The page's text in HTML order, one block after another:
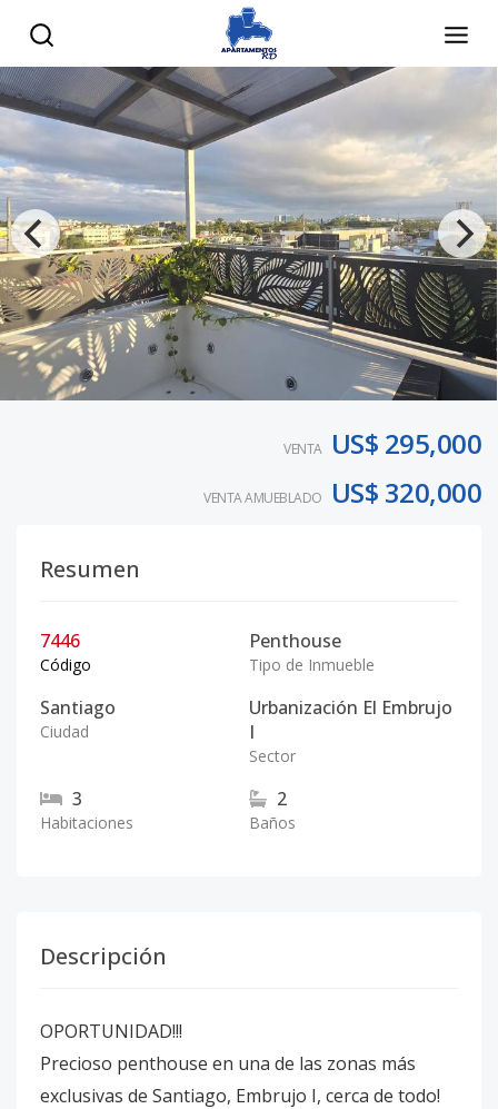
VENTA US$ 295,000
VENTA AMUEBLADO US$ 320,000
Resumen
7446
Código
Penthouse
Tipo de Inmueble
Santiago
Ciudad
Urbanización El Embrujo
I
Sector
3
Habitaciones
2
Baños
Descripción
OPORTUNIDAD!!!
Precioso penthouse en una de las zonas más
exclusivas de Santiago, Embrujo I, cerca de todo!